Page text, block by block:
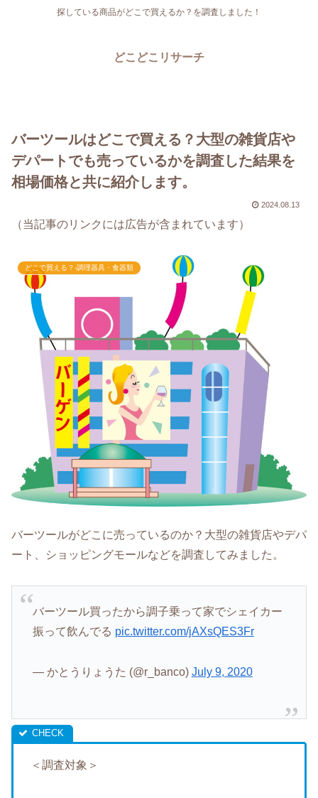
探している商品がどこで買えるか？を調査しました！
どこどこリサーチ
バーツールはどこで買える？大型の雑貨店や
デパートでも売っているかを調査した結果を
相場価格と共に紹介します。
2024.08.13
（当記事のリンクには広告が含まれています）
どこで買える？-調理器具・食器類
バーツールがどこに売っているのか？大型の雑貨店やデパ
ート、ショッピングモールなどを調査してみました。
バーツール買ったから調子乗って家でシェイカー
振って飲んでる pic.twitter.com/jAXsQES3Fr
— かとうりょうた (@r_banco) July 9, 2020
＜調査対象＞